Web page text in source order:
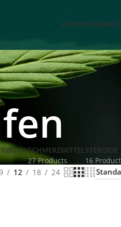
KONTAKT
ÖLSCHMERZMITTEL
27 Products
STEROIDE
16
12 18 24